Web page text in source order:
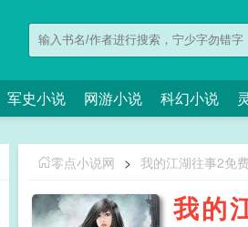
军史小说 网游小说 科幻小说
零点小说网 > 我的江湖往事2免
我的